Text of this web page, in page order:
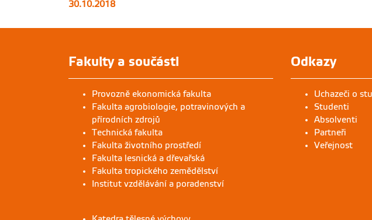
30.10.2018
Fakulty a součásti
Provozně ekonomická fakulta
Fakulta agrobiologie, potravinových a
přírodních zdrojů
Technická fakulta
Fakulta životního prostředí
Fakulta lesnická a dřevařská
Fakulta tropického zemědělství
Institut vzdělávání a poradenství
Odkazy
Uchazeči o
Studenti
Absolventi
Partneři
Veřejnost